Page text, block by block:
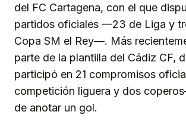
del FC Cartagena, con el que
partidos oficiales —23 de Liga y
Copa SM el Rey—. Más
parte de la plantilla del Cádiz CF,
participó en 21 compromisos
competición liguera y dos
de anotar un gol.